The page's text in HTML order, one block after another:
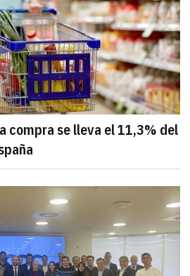
compra se lleva el 11,3% del